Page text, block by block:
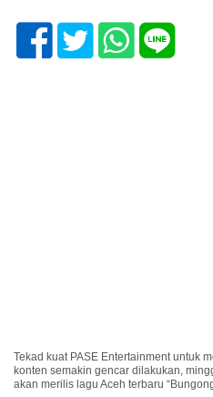
Tekad kuat PASE Entertainment untuk
konten semakin gencar dilakukan,
akan merilis lagu Aceh terbaru